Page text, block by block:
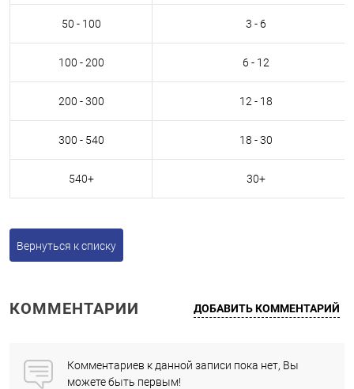
50 - 100 3 - 6
100 - 200 6 - 12
200 - 300 12 - 18
300 - 540 18 - 30
540+ 30+
Вернуться к списку
КОММЕНТАРИИ ДОБАВИТЬ КОММЕНТАРИЙ
Комментариев к данной записи пока нет, Вы
можете быть первым!